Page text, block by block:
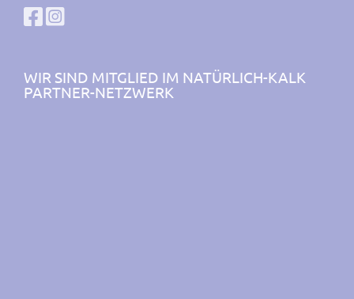
WIR SIND MITGLIED IM NATÜRLICH-KALK
PARTNER-NETZWERK